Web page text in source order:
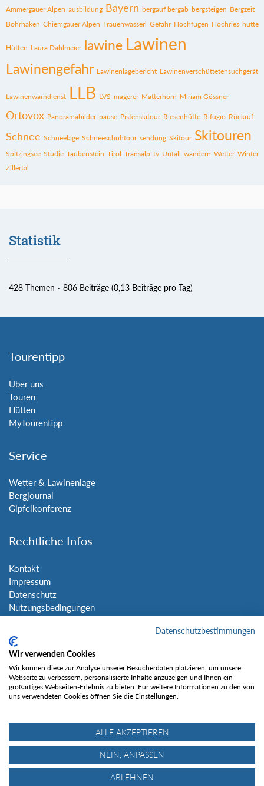
Ammergauer Alpen ausbildung Bayern bergauf bergab bergsteigen Bergzeit
Bohrhaken Chiemgauer Alpen Frauenwasserl Gefahr Hochfügen Hochries hütte
Hütten Laura Dahlmeier lawine Lawinen
Lawinengefahr Lawinenlagebericht Lawinenverschüttetensuchgerät
Lawinenwarndienst LLB LVS magerer Matterhorn Miriam Gössner
Ortovox Panoramabilder pause Pistenskitour Riesenhütte Rifugio Rückruf
Schnee Schneelage Schneeschuhtour sendung Skitour Skitouren
Spitzingsee Studie Taubenstein Tirol Transalp tv Unfall wandern Wetter Winter
Zillertal
Statistik
428 Themen 806 Beiträge (0,13 Beiträge pro Tag)
Tourentipp
Über uns
Touren
Hütten
MyTourentipp
Service
Wetter & Lawinenlage
Bergjournal
Gipfelkonferenz
Rechtliche Infos
Kontakt
Impressum
Datenschutz
Nutzungsbedingungen
Social Media
Gefällt mir
Datenschutzbestimmungen
Wir verwenden Cookies
Wir können diese zur Analyse unserer Besucherdaten platzieren, um unsere
Webseite zu verbessern, personalisierte Inhalte anzuzeigen und Ihnen ein
großartiges Webseiten-Erlebnis zu bieten. Für weitere Informationen zu den von
uns verwendeten Cookies öffnen Sie die Einstellungen.
ALLE AKZEPTIEREN
NEIN, ANPASSEN
ABLEHNEN